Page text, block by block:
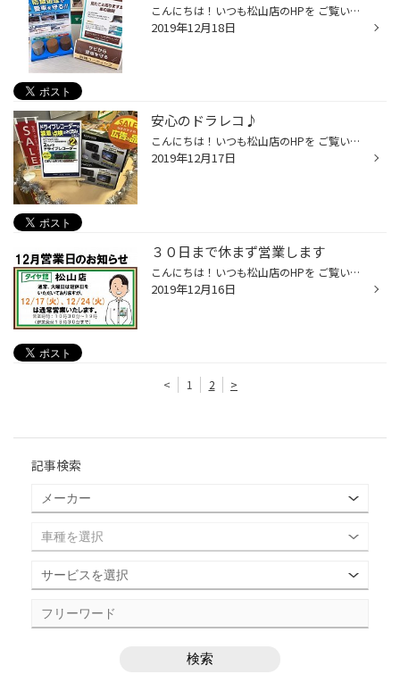
こんにちは！いつも松山店のHPを ご覧いただきありがとうございます。 今日も寒いですね！！ ウィンタースポーツを楽しんでいる方も たくさんいらっしゃると思います！ 今の時期は凍結防止剤が 散布されている所がありますが 車に付着するとサビの要因に、、(*_*) そこでタイヤ館では防錆コーティン...
2019年12月18日
安心のドラレコ♪
こんにちは！いつも松山店のHPを ご覧いただきありがとうございます。 好評開催中の決算セールの オススメ品をご紹介いたします♪♪ 大人気の前後２カメラ ドライブレコーダーです(*'▽') 限定２台、決算セール価格になっています！！ 前後ともに ・Full HD録画・常時録画 ・イベント記録・駐車録画・...
2019年12月17日
３０日まで休まず営業します
こんにちは！いつも松山店のHPを ご覧いただきありがとうございます。 通常、火曜日は定休日ですが 今月は１７日(火)、２４日(火)は 通常営業いたします！！ 年内のお休みは３１日(火)のみです。 お得な決算セール開催中ですので 是非タイヤ館松山店へお越しください(*'▽')
2019年12月16日
< 1 2 >
記事検索